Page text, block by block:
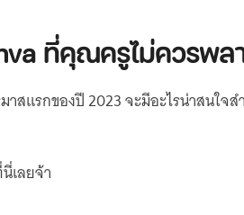
ที่คุณครูไม่ควรพลาด
าสแรกของปี 2023 จะมีอะไรน่าสนใจ
เลยจ้า